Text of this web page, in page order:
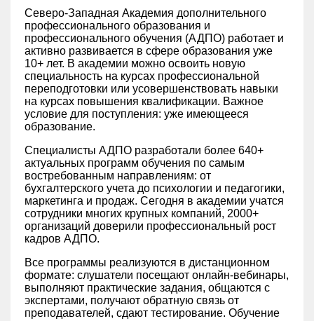
Северо-Западная Академия дополнительного
профессионального образования и
профессионального обучения (АДПО) работает и
активно развивается в сфере образования уже
10+ лет. В академии можно освоить новую
специальность на курсах профессиональной
переподготовки или усовершенствовать навыки
на курсах повышения квалификации. Важное
условие для поступления: уже имеющееся
образование.
Специалисты АДПО разработали более 640+
актуальных программ обучения по самым
востребованным направлениям: от
бухгалтерского учета до психологии и педагогики,
маркетинга и продаж. Сегодня в академии учатся
сотрудники многих крупных компаний, 2000+
организаций доверили профессиональный рост
кадров АДПО.
Все программы реализуются в дистанционном
формате: слушатели посещают онлайн-вебинары,
выполняют практические задания, общаются с
экспертами, получают обратную связь от
преподавателей, сдают тестирование. Обучение